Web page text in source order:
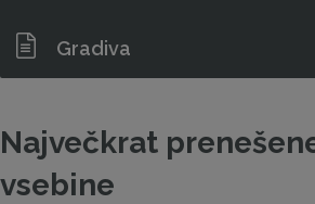
Gradiva
Največkrat
vsebine